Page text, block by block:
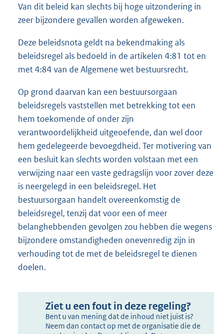
Van dit beleid kan slechts bij hoge uitzondering in
zeer bijzondere gevallen worden afgeweken.
Deze beleidsnota geldt na bekendmaking als
beleidsregel als bedoeld in de artikelen 4:81 tot en
met 4:84 van de Algemene wet bestuursrecht.
Op grond daarvan kan een bestuursorgaan
beleidsregels vaststellen met betrekking tot een
hem toekomende of onder zijn
verantwoordelijkheid uitgeoefende, dan wel door
hem gedelegeerde bevoegdheid. Ter motivering van
een besluit kan slechts worden volstaan met een
verwijzing naar een vaste gedragslijn voor zover deze
is neergelegd in een beleidsregel. Het
bestuursorgaan handelt overeenkomstig de
beleidsregel, tenzij dat voor een of meer
belanghebbenden gevolgen zou hebben die wegens
bijzondere omstandigheden onevenredig zijn in
verhouding tot de met de beleidsregel te dienen
doelen.
Ziet u een fout in deze regeling?
Bent u van mening dat de inhoud niet juist is?
Neem dan contact op met de organisatie die de